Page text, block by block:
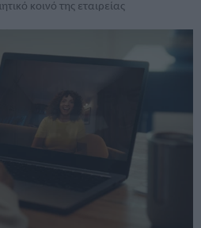
κοινό της εταιρείας